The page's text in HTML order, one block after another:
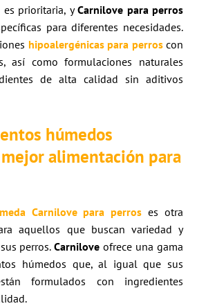
prioritaria, yCarnilove para perros
para diferentes necesidades.
hipoalergénicas para perroscon
así como formulaciones naturales
de alta calidad sin aditivos
húmedos
alimentación para
Carnilove para perroses otra
aquellos que buscan variedad y
perros.Carnilove ofrece una gama
húmedos que, al igual que sus
formulados con ingredientes